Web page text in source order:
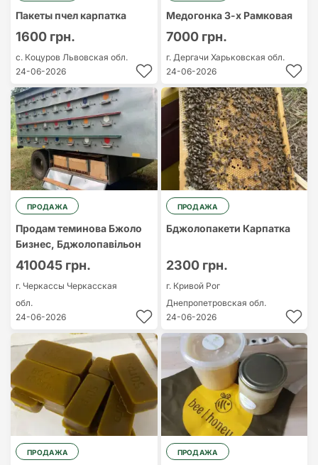
Пакеты пчел карпатка
1600 грн.
с. Коцуров Львовская обл.
24-06-2026
Медогонка 3-х Рамковая
7000 грн.
г. Дергачи Харьковская обл.
24-06-2026
ПРОДАЖА
Продам теминова Бжоло
Бизнес, Бджолопавільон
410045 грн.
г. Черкассы Черкасская
обл.
24-06-2026
ПРОДАЖА
Бджолопакети Карпатка
2300 грн.
г. Кривой Рог
Днепропетровская обл.
24-06-2026
ПРОДАЖА ПРОДАЖА